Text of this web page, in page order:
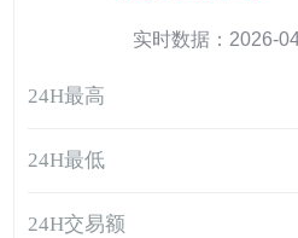
实时数据：2026-
24H最高
24H最低
24H交易额